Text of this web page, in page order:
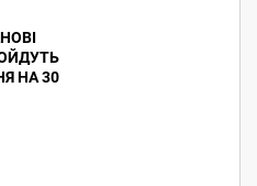
НА 30